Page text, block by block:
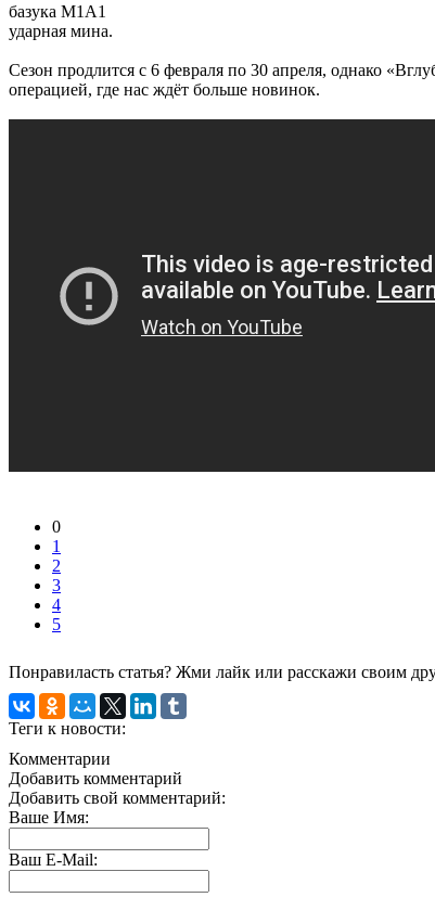
базука M1A1
ударная мина.
Сезон продлится с 6 февраля по 30 апреля, однако
операцией, где нас ждёт больше новинок.
0
1
2
3
4
5
Понравиласть статья? Жми лайк или расскажи своим
Теги к новости:
Комментарии
Добавить комментарий
Добавить свой комментарий:
Ваше Имя:
Ваш E-Mail: